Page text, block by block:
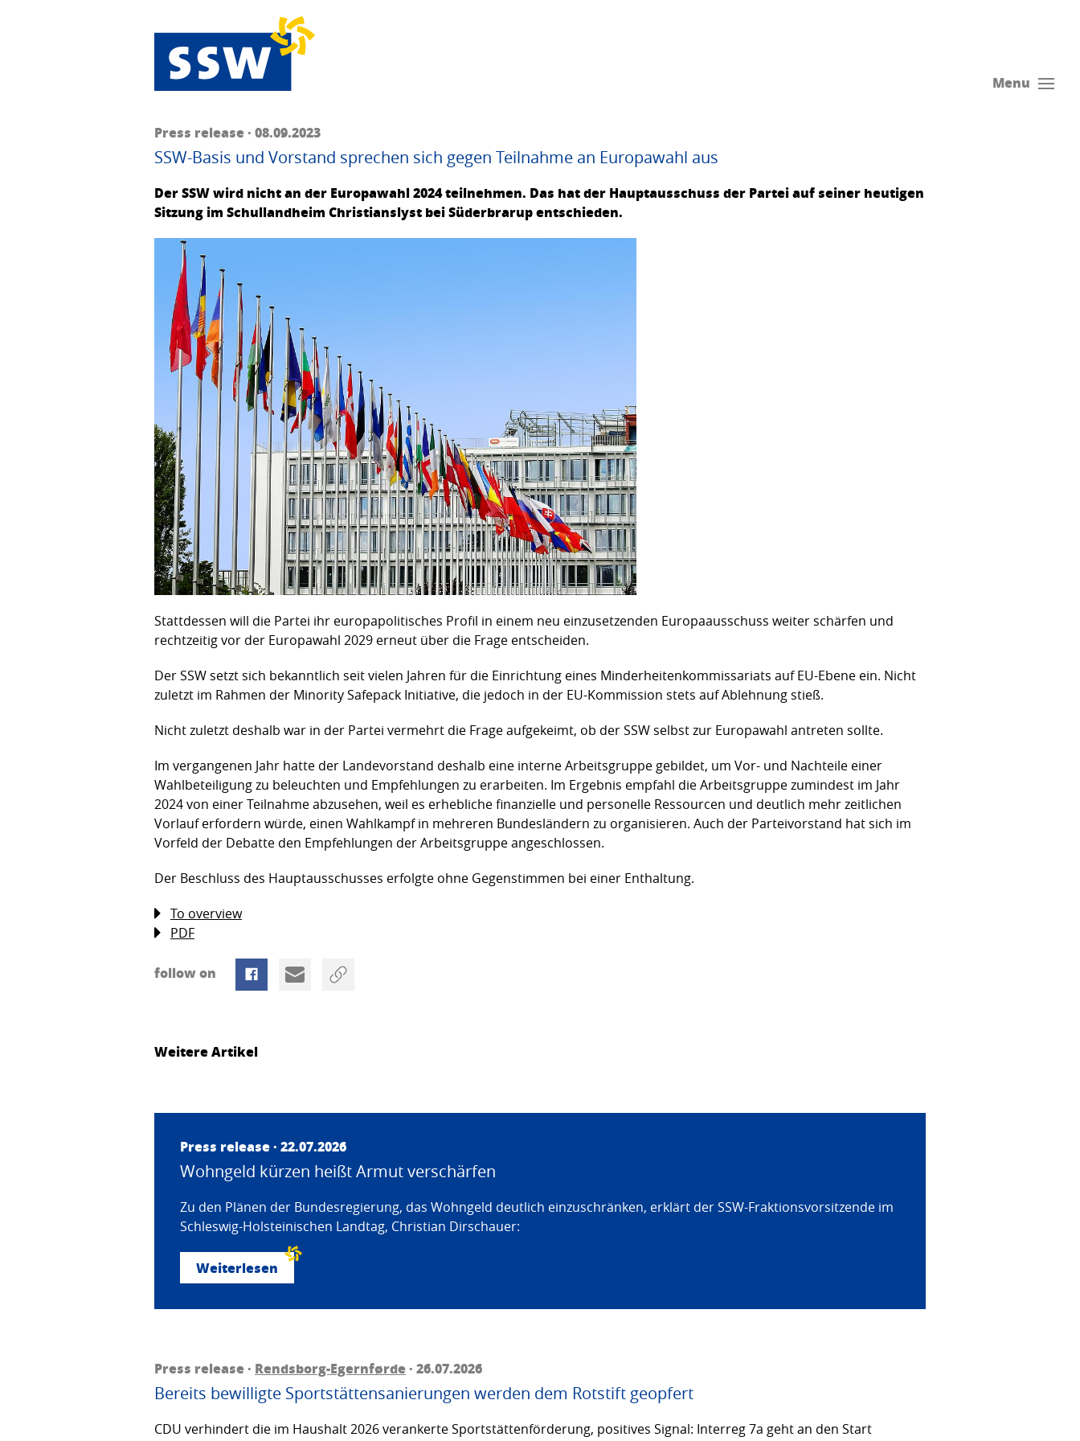
Menu
Press release · 08.09.2023
SSW-Basis und Vorstand sprechen sich gegen Teilnahme an Europawahl aus
Der SSW wird nicht an der Europawahl 2024 teilnehmen. Das hat der Hauptausschuss der Partei auf seiner heutigen
Sitzung im Schullandheim Christianslyst bei Süderbrarup entschieden.
Stattdessen will die Partei ihr europapolitisches Profil in einem neu einzusetzenden Europaausschuss weiter schärfen und
rechtzeitig vor der Europawahl 2029 erneut über die Frage entscheiden.
Der SSW setzt sich bekanntlich seit vielen Jahren für die Einrichtung eines Minderheitenkommissariats auf EU-Ebene ein. Nicht
zuletzt im Rahmen der Minority Safepack Initiative, die jedoch in der EU-Kommission stets auf Ablehnung stieß.
Nicht zuletzt deshalb war in der Partei vermehrt die Frage aufgekeimt, ob der SSW selbst zur Europawahl antreten sollte.
Im vergangenen Jahr hatte der Landevorstand deshalb eine interne Arbeitsgruppe gebildet, um Vor- und Nachteile einer
Wahlbeteiligung zu beleuchten und Empfehlungen zu erarbeiten. Im Ergebnis empfahl die Arbeitsgruppe zumindest im Jahr
2024 von einer Teilnahme abzusehen, weil es erhebliche finanzielle und personelle Ressourcen und deutlich mehr zeitlichen
Vorlauf erfordern würde, einen Wahlkampf in mehreren Bundesländern zu organisieren. Auch der Parteivorstand hat sich im
Vorfeld der Debatte den Empfehlungen der Arbeitsgruppe angeschlossen.
Der Beschluss des Hauptausschusses erfolgte ohne Gegenstimmen bei einer Enthaltung.
To overview
PDF
follow on
Weitere Artikel
Press release · 22.07.2026
Wohngeld kürzen heißt Armut verschärfen
Zu den Plänen der Bundesregierung, das Wohngeld deutlich einzuschränken, erklärt der SSW-Fraktionsvorsitzende im
Schleswig-Holsteinischen Landtag, Christian Dirschauer:
Weiterlesen
Press release · Rendsborg-Egernførde· 26.07.2026
Bereits bewilligte Sportstättensanierungen werden dem Rotstift geopfert
CDU verhindert die im Haushalt 2026 verankerte Sportstättenförderung, positives Signal: Interreg 7a geht an den Start